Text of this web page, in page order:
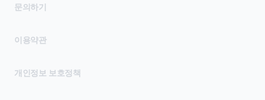
문의하기
이용약관(opens in new tab)
개인정보 보호정책